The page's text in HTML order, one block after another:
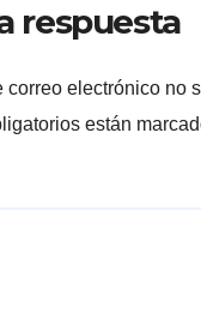
respuesta
correo electrónico no
están